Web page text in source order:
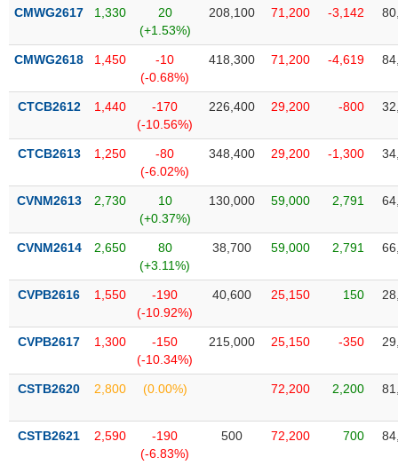
CMWG2617 1,330
20
(+1.53%)
208,100 71,200 -3,142
CMWG2618 1,450
-10
(-0.68%)
418,300 71,200 -4,619
CTCB2612 1,440
-170
(-10.56%)
226,400 29,200 -800
CTCB2613 1,250
-80
(-6.02%)
348,400 29,200 -1,300
CVNM2613 2,730
10
(+0.37%)
130,000 59,000 2,791
CVNM2614 2,650
80
(+3.11%)
38,700 59,000 2,791
CVPB2616 1,550
-190
(-10.92%)
40,600 25,150 150
CVPB2617 1,300
-150
(-10.34%)
215,000 25,150 -350
CSTB2620 2,800 (0.00%) 72,200 2,200
CSTB2621 2,590
-190
(-6.83%)
500 72,200 700
CHĂM
SỨC
TÀI
TIN